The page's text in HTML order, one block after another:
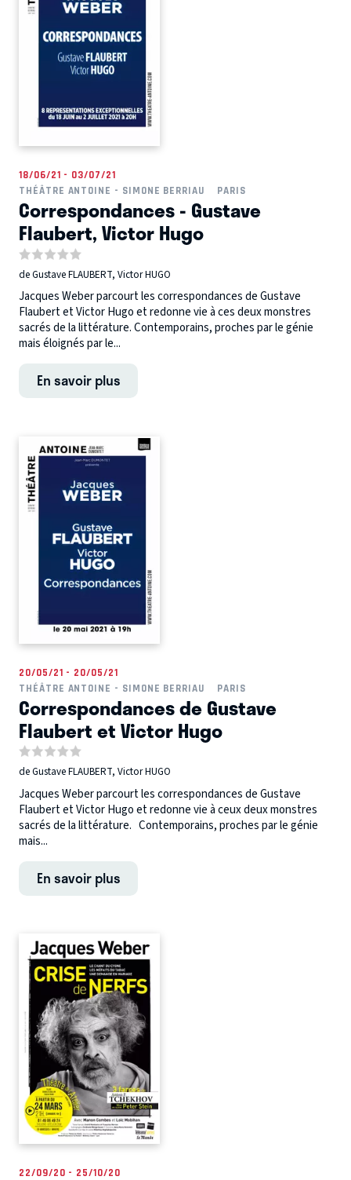
18/06/21 - 03/07/21
THÉÂTRE ANTOINE - SIMONE BERRIAU
PARIS
Correspondances - Gustave
Flaubert, Victor Hugo
de Gustave FLAUBERT, Victor HUGO
Jacques Weber parcourt les correspondances de Gustave
Flaubert et Victor Hugo et redonne vie à ces deux monstres
sacrés de la littérature. Contemporains, proches par le génie
mais éloignés par le...
En savoir plus
20/05/21 - 20/05/21
THÉÂTRE ANTOINE - SIMONE BERRIAU
PARIS
Correspondances de Gustave
Flaubert et Victor Hugo
de Gustave FLAUBERT, Victor HUGO
Jacques Weber parcourt les correspondances de Gustave
Flaubert et Victor Hugo et redonne vie à ceux deux monstres
sacrés de la littérature. Contemporains, proches par le génie
mais...
En savoir plus
22/09/20 - 25/10/20